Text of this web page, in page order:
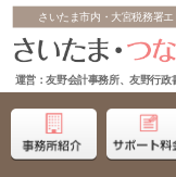
さいたま市内・大宮税務署
運営：友野会計事務所、友野行政